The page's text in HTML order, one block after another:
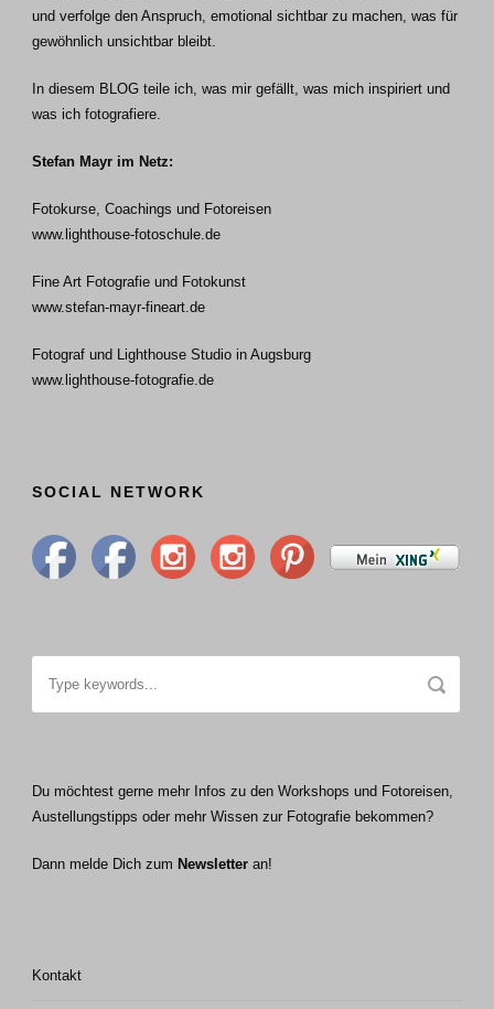
und verfolge den Anspruch, emotional sichtbar zu machen, was für
gewöhnlich unsichtbar bleibt.
In diesem BLOG teile ich, was mir gefällt, was mich inspiriert und
was ich fotografiere.
Stefan Mayr im Netz:
Fotokurse, Coachings und Fotoreisen
www.lighthouse-fotoschule.de
Fine Art Fotografie und Fotokunst
www.stefan-mayr-fineart.de
Fotograf und Lighthouse Studio in Augsburg
www.lighthouse-fotografie.de
SOCIAL NETWORK
Du möchtest gerne mehr Infos zu den Workshops und Fotoreisen,
Austellungstipps oder mehr Wissen zur Fotografie bekommen?
Dann melde Dich zum Newsletter an!
Kontakt